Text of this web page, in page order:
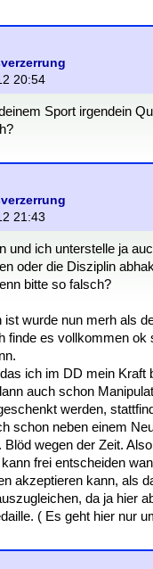
20:54
Sport irgendein
21:43
und ich unterstelle ja
oder die Disziplin
bitte so falsch?
ist wurde nun merh als
finde es vollkommen
ich im DD mein Kraft
auch schon
werden,
schon neben einem
wegen der Zeit.
frei entscheiden
akzeptieren kann, als
da ja hier
( Es geht hier nur